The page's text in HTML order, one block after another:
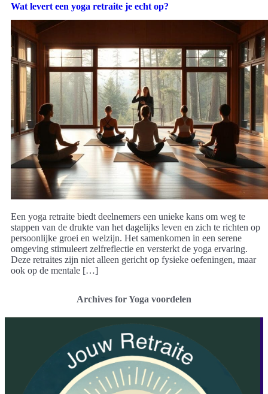
Wat levert een yoga retraite je echt op?
Een yoga retraite biedt deelnemers een unieke kans om weg te
stappen van de drukte van het dagelijks leven en zich te richten op
persoonlijke groei en welzijn. Het samenkomen in een serene
omgeving stimuleert zelfreflectie en versterkt de yoga ervaring.
Deze retraites zijn niet alleen gericht op fysieke oefeningen, maar
ook op de mentale […]
Archives for Yoga voordelen